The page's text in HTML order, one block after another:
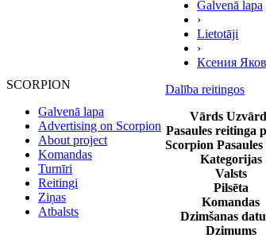
SCORPION
Galvenā lapa
Advertising on Scorpion
About project
Komandas
Turnīri
Reitingi
Ziņas
Atbalsts
Galvenā lapa
›
Lietotāji
›
Ксения
Dalība reitingos
Vārds
Pasaules reitinga
Scorpion
Kategorijas
Valsts
Pilsēta
Komandas
Dzimšanas
Dzimums